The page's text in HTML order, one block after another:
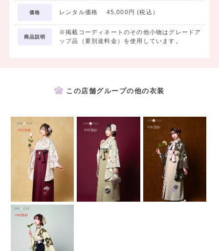
価格 レンタル価格 45,000円 (税込）
商品説明
※掲載コーディネートのその他小物はグレードア
ップ品（要別途料金）を使用しています。
この店舗グループの他の衣装